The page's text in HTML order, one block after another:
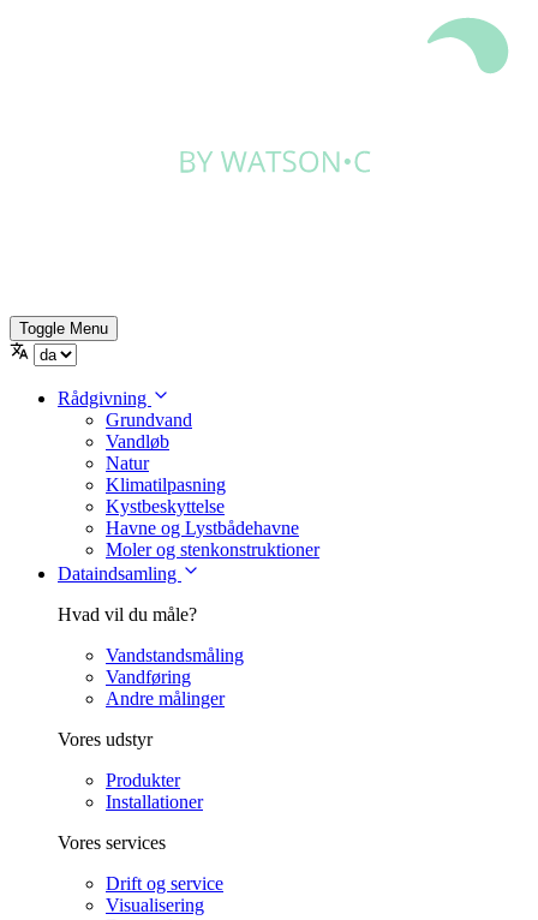
Toggle Menu
Rådgivning
Grundvand
Vandløb
Natur
Klimatilpasning
Kystbeskyttelse
Havne og Lystbådehavne
Moler og stenkonstruktioner
Dataindsamling
Hvad vil du måle?
Vandstandsmåling
Vandføring
Andre målinger
Vores udstyr
Produkter
Installationer
Vores services
Drift og service
Visualisering